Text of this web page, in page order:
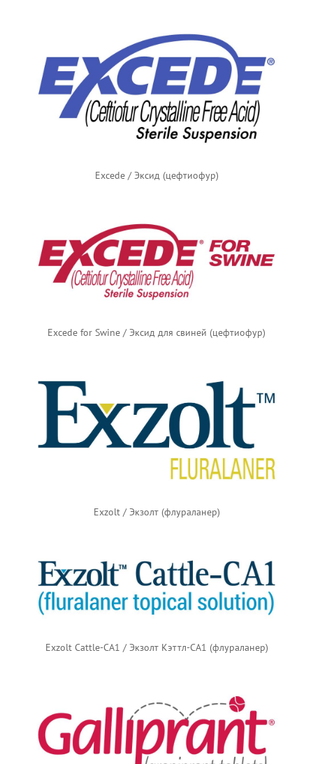
Excede / Эксид (цефтиофур)
Excede for Swine / Эксид для свиней (цефтиофур)
Exzolt / Экзолт (флураланер)
Exzolt Cattle-CA1 / Экзолт Кэттл-CA1 (флураланер)